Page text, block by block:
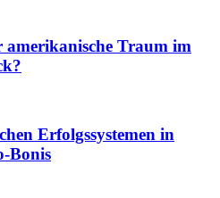
Traum im
Erfolgssystemen in